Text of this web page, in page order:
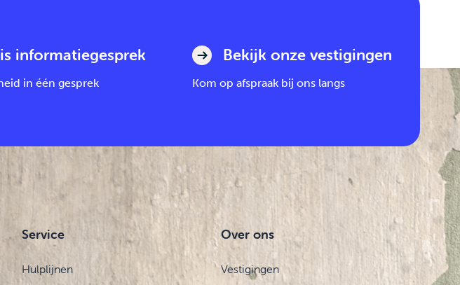
informatiegesprek
in één gesprek
Bekijk onze vestigingen
Kom op afspraak bij ons langs
Service
Hulplijnen
Over ons
Vestigingen